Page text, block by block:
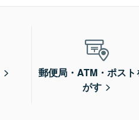
郵便局・ATM・ポスト
がす